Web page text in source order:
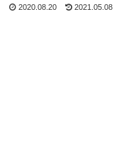
2020.08.20 2021.05.08